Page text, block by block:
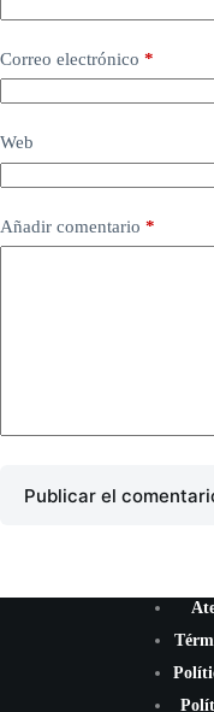
Correo electrónico *
Web
Añadir comentario *
Publicar el